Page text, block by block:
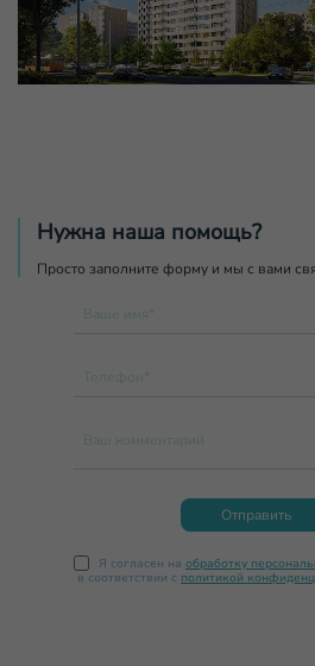
Нужна наша помощь?
Просто заполните форму и мы с вами
Ваше имя*
Телефон*
Ваш комментарий
Отправить
Я согласен на обработку
в соответствии с политикой